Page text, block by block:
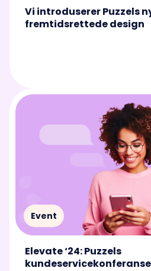
Vi introduserer Puzzels
fremtidsrettede design
Event
Elevate ‘24: Puzzels